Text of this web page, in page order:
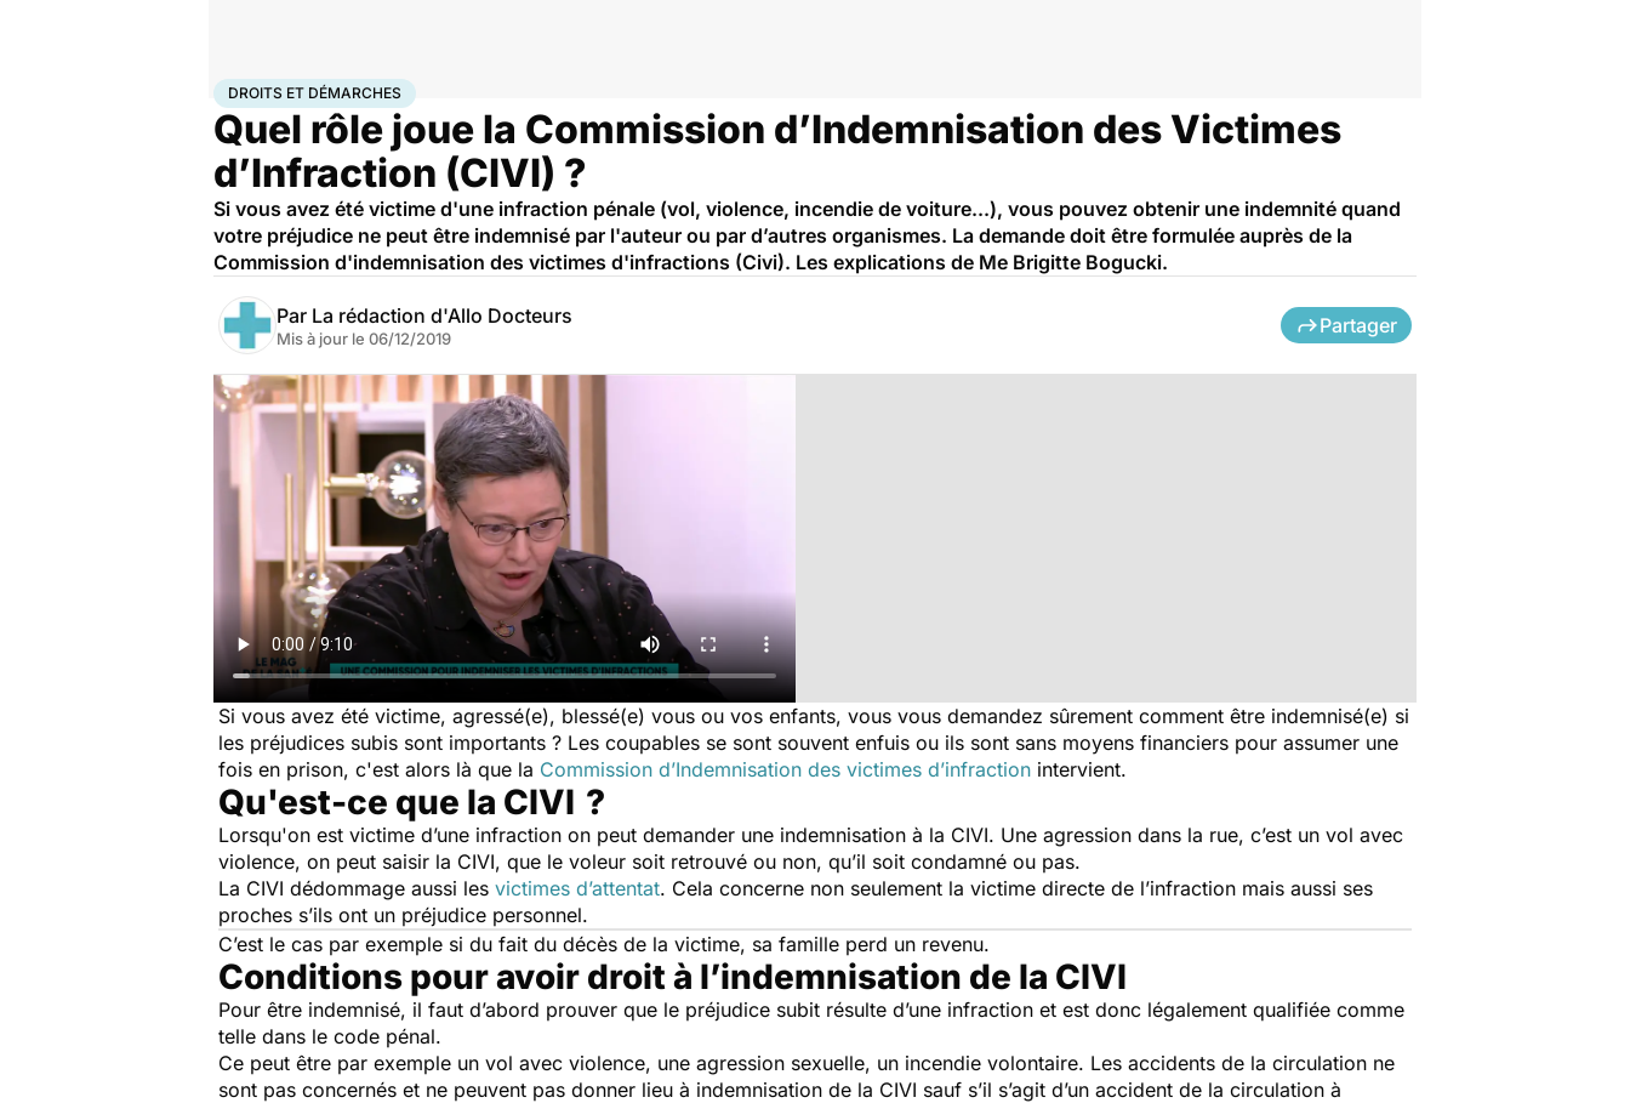
AccueilSanté SociétéDroits et démarches
DROITS ET DÉMARCHES
Quel rôle joue la Commission d’Indemnisation des Victimes
d’Infraction (CIVI) ?
Si vous avez été victime d'une infraction pénale (vol, violence, incendie de voiture...), vous pouvez obtenir une indemnité quand
votre préjudice ne peut être indemnisé par l'auteur ou par d’autres organismes. La demande doit être formulée auprès de la
Commission d'indemnisation des victimes d'infractions (Civi). Les explications de Me Brigitte Bogucki.
Par La rédaction d'Allo Docteurs
Mis à jour le 06/12/2019
Partager
Si vous avez été victime, agressé(e), blessé(e) vous ou vos enfants, vous vous demandez sûrement comment être indemnisé(e) si
les préjudices subis sont importants ? Les coupables se sont souvent enfuis ou ils sont sans moyens financiers pour assumer une
fois en prison, c'est alors là que la Commission d’Indemnisation des victimes d’infraction intervient.
Qu'est-ce que la CIVI ?
Lorsqu'on est victime d’une infraction on peut demander une indemnisation à la CIVI. Une agression dans la rue, c’est un vol avec
violence, on peut saisir la CIVI, que le voleur soit retrouvé ou non, qu’il soit condamné ou pas.
La CIVI dédommage aussi les victimes d’attentat. Cela concerne non seulement la victime directe de l’infraction mais aussi ses
proches s’ils ont un préjudice personnel.
C’est le cas par exemple si du fait du décès de la victime, sa famille perd un revenu.
Conditions pour avoir droit à l’indemnisation de la CIVI
Pour être indemnisé, il faut d’abord prouver que le préjudice subit résulte d’une infraction et est donc légalement qualifiée comme
telle dans le code pénal.
Ce peut être par exemple un vol avec violence, une agression sexuelle, un incendie volontaire. Les accidents de la circulation ne
sont pas concernés et ne peuvent pas donner lieu à indemnisation de la CIVI sauf s’il s’agit d’un accident de la circulation à